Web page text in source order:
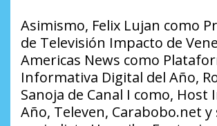
Asimismo, Felix Lujan como
de Televisión Impacto de
Americas News como
Informativa Digital del Año,
Sanoja de Canal I como, Host
Año, Televen, Carabobo.net y